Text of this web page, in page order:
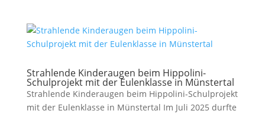
Strahlende Kinderaugen beim Hippolini-
Schulprojekt mit der Eulenklasse in Münstertal
Strahlende Kinderaugen beim Hippolini-Schulprojekt
mit der Eulenklasse in Münstertal Im Juli 2025 durfte